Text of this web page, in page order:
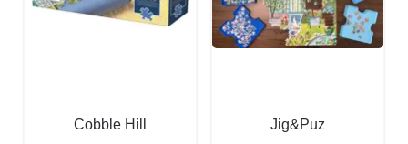
Cobble Hill
Jig&Puz